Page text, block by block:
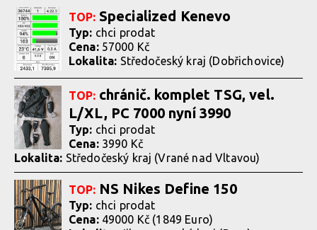
TOP: Specialized Kenevo
Typ: chci prodat
Cena: 57000 Kč
Lokalita: Středočeský kraj (Dobřichovice)
TOP: chránič. komplet TSG, vel.
L/XL, PC 7000 nyní 3990
Typ: chci prodat
Cena: 3990 Kč
Lokalita: Středočeský kraj (Vrané nad Vltavou)
TOP: NS Nikes Define 150
Typ: chci prodat
Cena: 49000 Kč (1849 Euro)